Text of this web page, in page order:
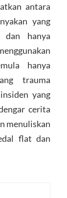
antara
yang
dan hanya
hanya
trauma
yang
cerita
menuliskan
flat dan